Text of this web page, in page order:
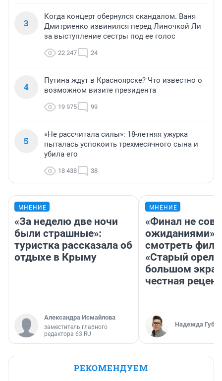
3
Когда концерт обернулся скандалом. Ваня
Дмитриенко извинился перед Линочкой Ли
за выступление сестры под ее голос
22 247 24
4
Путина ждут в Красноярске? Что известно о
возможном визите президента
19 975 99
5
«Не рассчитала силы»: 18-летняя ужурка
пыталась успокоить трехмесячного сына и
убила его
18 438 38
МНЕНИЕ
«За неделю две ночи
были страшные»:
туристка рассказала об
отдыхе в Крыму
Александра Исмайлова
заместитель главного
редактора 63.RU
МНЕНИЕ
«Финал не
ожиданиями»:
смотреть
«Старый орел»
большом
честная
Надежда
РЕКОМЕНДУЕМ